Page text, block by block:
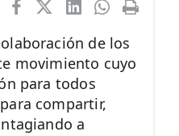
de los
movimiento cuyo
para todos
compartir,
a